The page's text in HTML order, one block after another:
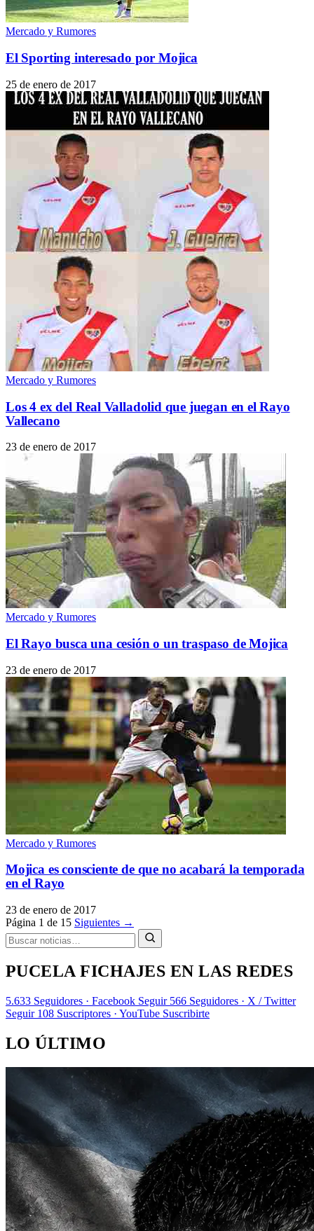
Mercado y Rumores
El Sporting interesado por Mojica
25 de enero de 2017
Mercado y Rumores
Los 4 ex del Real Valladolid que juegan en el Rayo
Vallecano
23 de enero de 2017
Mercado y Rumores
El Rayo busca una cesión o un traspaso de Mojica
23 de enero de 2017
Mercado y Rumores
Mojica es consciente de que no acabará la temporada
en el Rayo
23 de enero de 2017
Página 1 de 15 Siguientes →
PUCELA FICHAJES EN LAS REDES
5.633 Seguidores · Facebook Seguir 566 Seguidores · X / Twitter
Seguir 108 Suscriptores · YouTube Suscribirte
LO ÚLTIMO